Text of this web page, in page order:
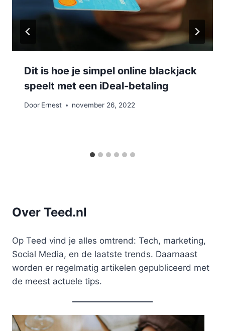
Dit is hoe je simpel online blackjack
speelt met een iDeal-betaling
Door Ernest november 26, 2022
Over Teed.nl
Op Teed vind je alles omtrend: Tech, marketing,
Social Media, en de laatste trends. Daarnaast
worden er regelmatig artikelen gepubliceerd met
de meest actuele tips.